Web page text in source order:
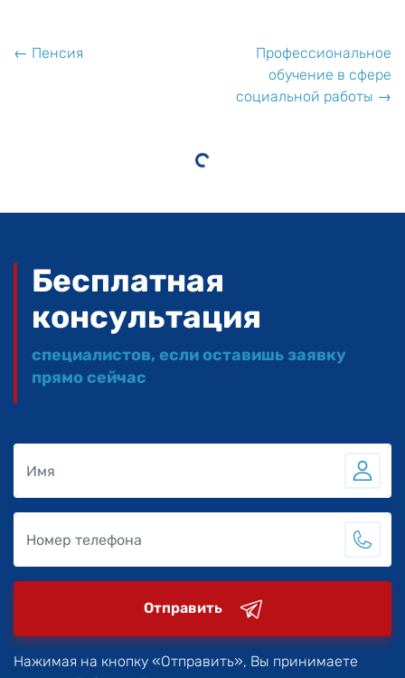
← Пенсия
Профессиональное
обучение в сфере
социальной работы →
Бесплатная
консультация
специалистов, если оставишь заявку
прямо сейчас
Отправить
Нажимая на кнопку «Отправить», Вы принимаете